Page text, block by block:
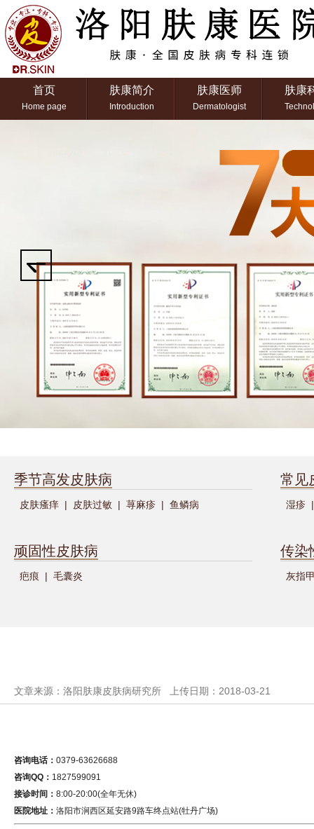
首页
Home page
肤康简介
Introduction
肤康医师
Dermatologist
肤康
季节高发皮肤病
皮肤瘙痒 | 皮肤过敏 | 荨麻疹 | 鱼鳞病
常见
湿疹 |
顽固性皮肤病
疤痕 | 毛囊炎
传染
灰指
文章来源：洛阳肤康皮肤病研究所 上传日期：2018-03-21
咨询电话： 0379-63626688
咨询QQ： 1827599091
接诊时间： 8:00-20:00(全年无休)
医院地址： 洛阳市涧西区延安路9路车终点站(牡丹广场)